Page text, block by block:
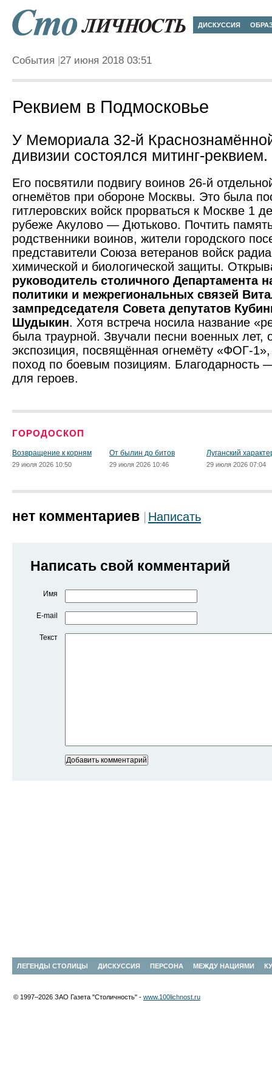
ДИСКУССИЯ
События 27 июня 2018 03:51
Реквием в Подмосковье
У Мемориала 32-й
дивизии состоялся митинг-реквием.
Его посвятили подвигу воинов 26-й
огнемётов при обороне Москвы. Это была
гитлеровских войск прорваться к Москве 1
рубеже Акулово — Дютьково. Почтить
родственники воинов, жители городского
представители Союза ветеранов войск
химической и биологической защиты.
руководитель столичного Департамента
политики и межрегиональных связей
зампредседателя Совета депутатов
Шудыкин. Хотя встреча носила название
была траурной. Звучали песни военных лет,
экспозиция, посвящённая огнемёту «ФОГ-1»,
поход по боевым позициям. Благодарность
для героев.
ГОРОДОСКОП
Возвращение к корням
29 июля 2026 10:50
От былин до битов
29 июля 2026 10:46
Луганский
29 июля 2026 07:04
нет комментариев Написать
Написать свой комментарий
Имя
E-mail
Текст
ЛЕГЕНДЫ СТОЛИЦЫ ДИСКУССИЯ ПЕРСОНА МЕЖДУ НАЦИЯМИ
© 1997–2026 ЗАО Газета "Столичность" - www.100lichnost.ru